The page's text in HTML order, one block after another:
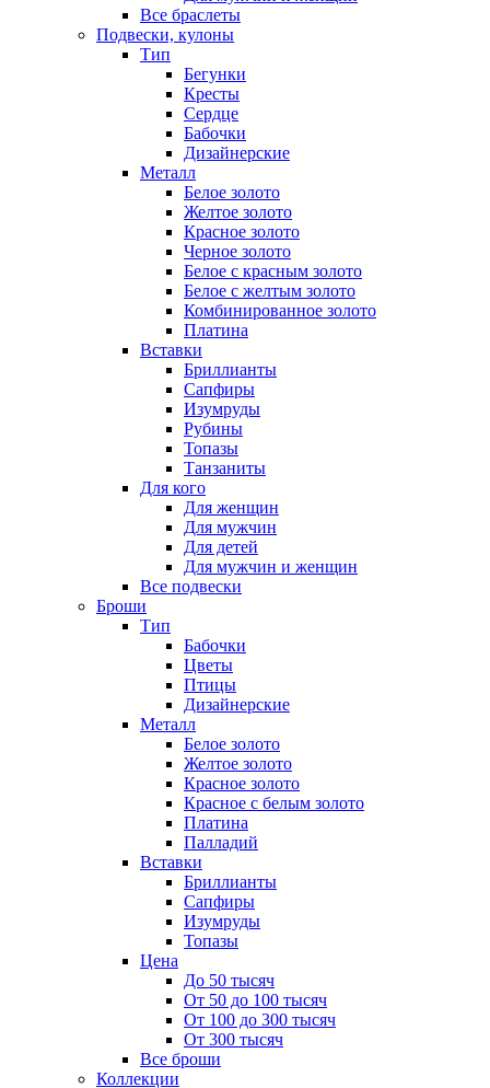
Все браслеты
Подвески, кулоны
Тип
Бегунки
Кресты
Сердце
Бабочки
Дизайнерские
Металл
Белое золото
Желтое золото
Красное золото
Черное золото
Белое с красным золото
Белое с желтым золото
Комбинированное золото
Платина
Вставки
Бриллианты
Сапфиры
Изумруды
Рубины
Топазы
Танзаниты
Для кого
Для женщин
Для мужчин
Для детей
Для мужчин и женщин
Все подвески
Броши
Тип
Бабочки
Цветы
Птицы
Дизайнерские
Металл
Белое золото
Желтое золото
Красное золото
Красное с белым золото
Платина
Палладий
Вставки
Бриллианты
Сапфиры
Изумруды
Топазы
Цена
До 50 тысяч
От 50 до 100 тысяч
От 100 до 300 тысяч
От 300 тысяч
Все броши
Коллекции